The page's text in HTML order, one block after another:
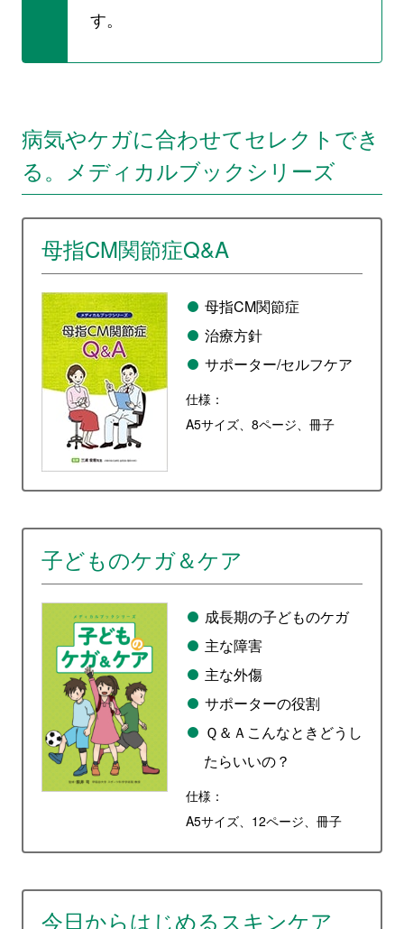
す。
病気やケガに合わせてセレクトでき
る。メディカルブックシリーズ
母指CM関節症Q&A
母指CM関節症
治療方針
サポーター/セルフケア
仕様：
A5サイズ、8ページ、冊子
子どものケガ＆ケア
成長期の子どものケガ
主な障害
主な外傷
サポーターの役割
Ｑ＆Ａこんなときどうし
たらいいの？
仕様：
A5サイズ、12ページ、冊子
今日からはじめるスキンケア